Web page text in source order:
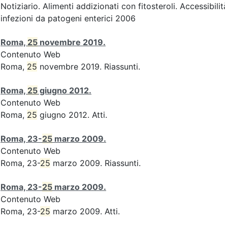
Notiziario. Alimenti addizionati con fitosteroli.
infezioni da patogeni enterici 2006
Roma, 25 novembre 2019.
Contenuto Web
Roma, 25 novembre 2019. Riassunti.
Roma, 25 giugno 2012.
Contenuto Web
Roma, 25 giugno 2012. Atti.
Roma, 23-25 marzo 2009.
Contenuto Web
Roma, 23-25 marzo 2009. Riassunti.
Roma, 23-25 marzo 2009.
Contenuto Web
Roma, 23-25 marzo 2009. Atti.